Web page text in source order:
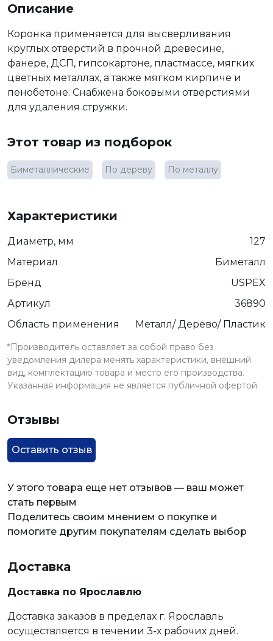
Описание
Коронка применяется для высверливания
круглых отверстий в прочной древесине,
фанере, ДСП, гипсокартоне, пластмассе, мягких
цветных металлах, а также мягком кирпиче и
пенобетоне. Снабжена боковыми отверстиями
для удаления стружки.
Этот товар из подборок
Биметаллические По дереву По металлу
Характеристики
Диаметр, мм
127
Материал
Биметалл
Бренд
USPEX
Артикул
36890
Область применения
Металл/ Дерево/ Пластик
*Производитель оставляет за собой право без
уведомления дилера менять характеристики, внешний
вид, комплектацию товара и место его производства.
Указанная информация не является публичной офертой
Отзывы
Оставить отзыв
У этого товара еще нет отзывов — ваш может
стать первым
Поделитесь своим мнением о покупке и
помогите другим покупателям сделать выбор
Доставка
Доставка по Ярославлю
Доставка заказов в пределах г. Ярославль
осуществляется в течении 3-х рабочих дней.